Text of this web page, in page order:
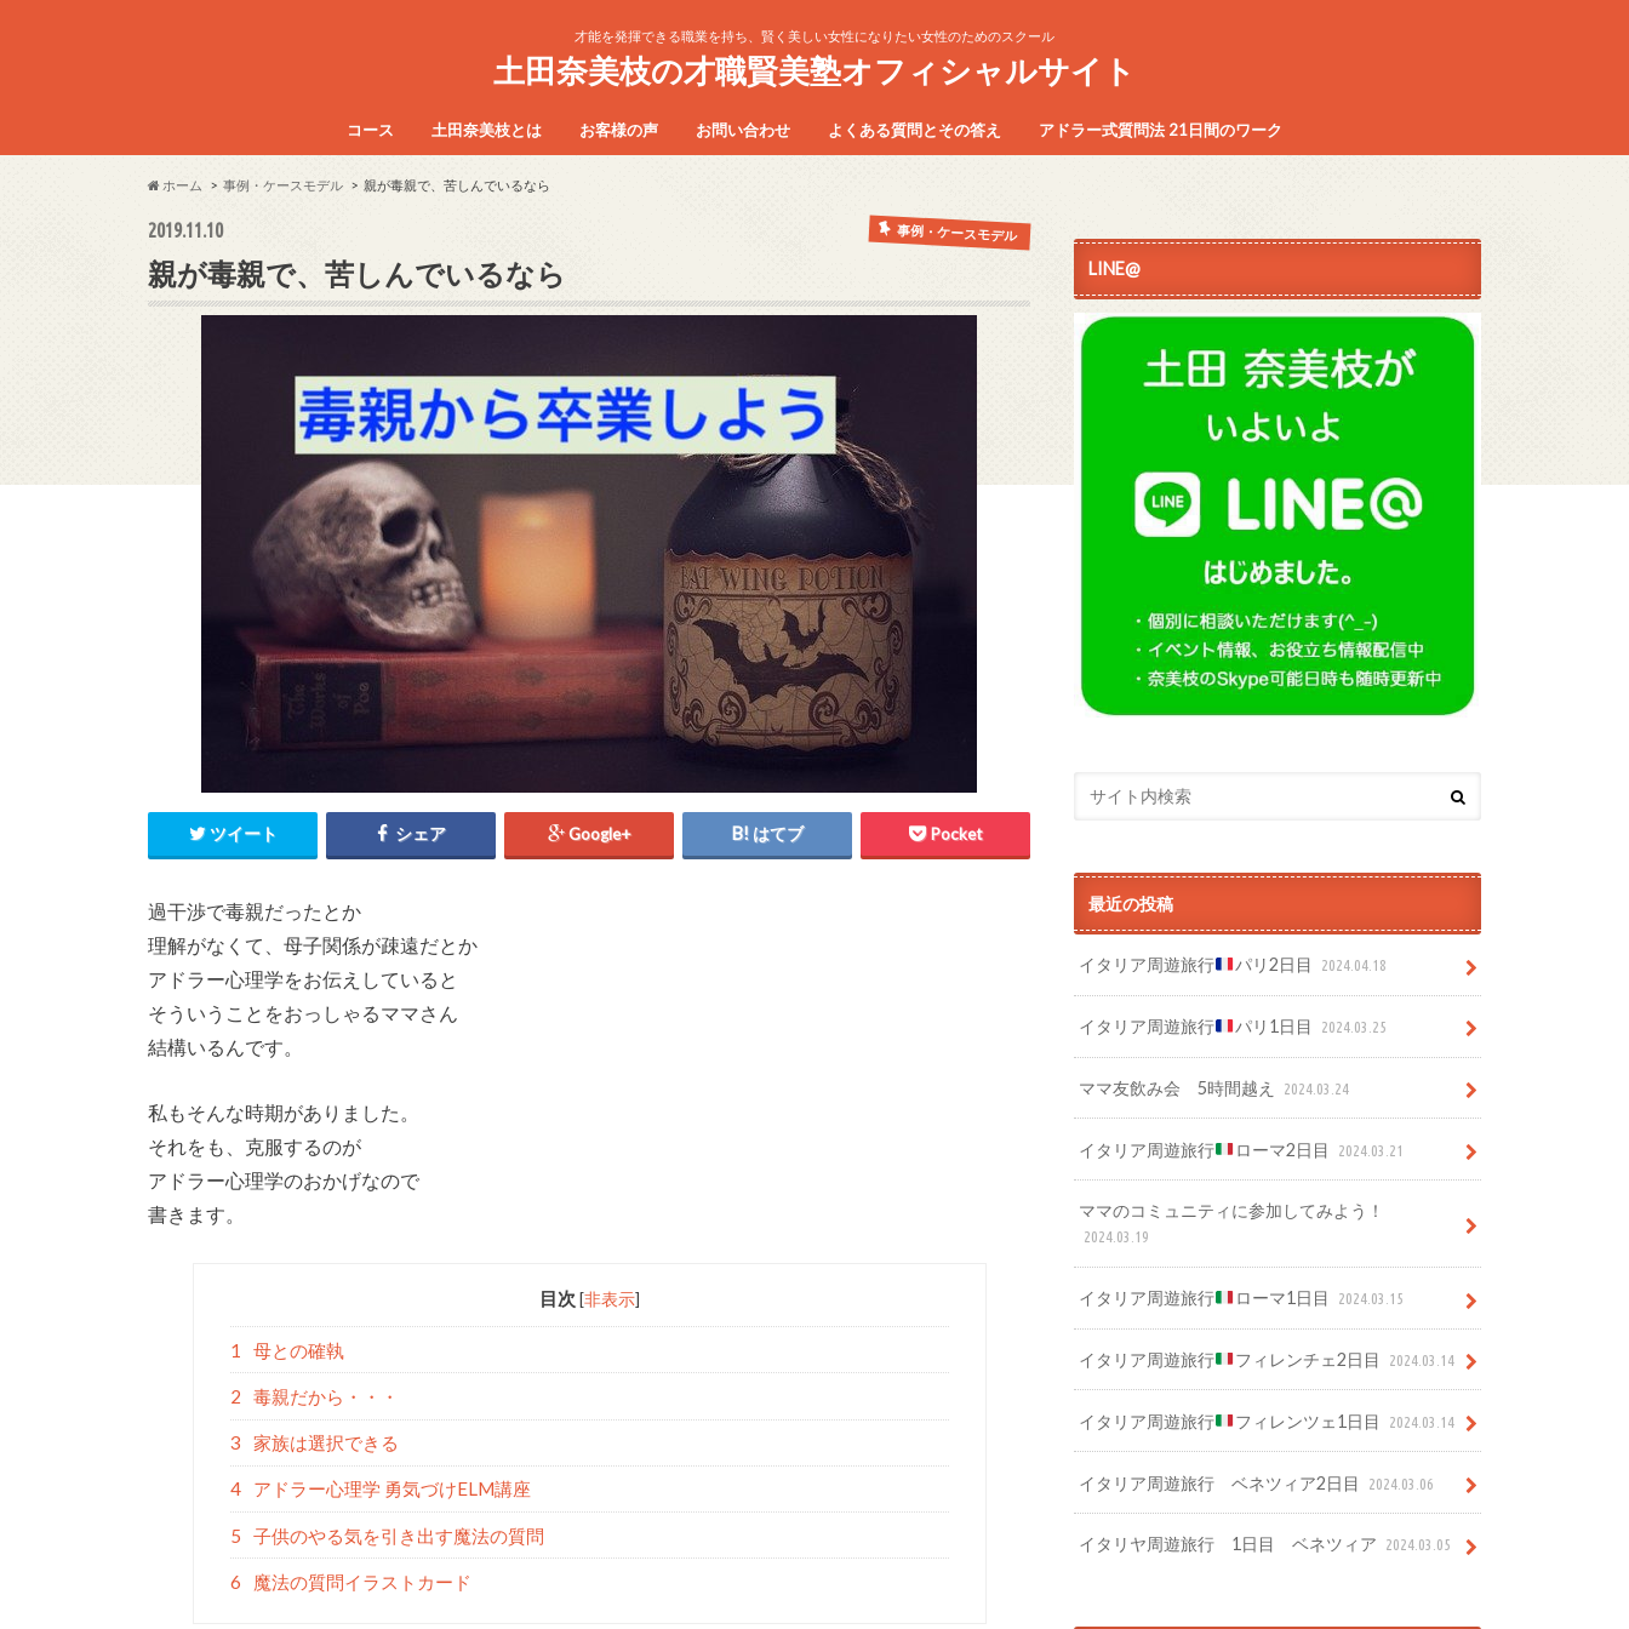
才能を発揮できる職業を持ち、賢く美しい女性になりたい女性のためのスクール
土田奈美枝の才職賢美塾オフィシャルサイト
コース
養成講座
養成講座
土田奈美枝とは お客様の声 お問い合わせ よくある質問とその答え アドラー式質問法 21日間のワーク
ホーム 事例・ケースモデル 親が毒親で、苦しんでいるなら
2019.11.10 事例・ケースモデル
親が毒親で、苦しんでいるなら
ツイート シェア Google+ はてブ Pocket
過干渉で毒親だったとか
理解がなくて、母子関係が疎遠だとか
アドラー心理学をお伝えしていると
そういうことをおっしゃるママさん
結構いるんです。
私もそんな時期がありました。
それをも、克服するのが
アドラー心理学のおかげなので
書きます。
目次 [非表示]
1 母との確執
2 毒親だから・・・
3 家族は選択できる
4 アドラー心理学 勇気づけELM講座
5 子供のやる気を引き出す魔法の質問
6 魔法の質問イラストカード
LINE@
最近の投稿
イタリア周遊旅行 パリ2日目 2024.04.18
イタリア周遊旅行 パリ1日目 2024.03.25
ママ友飲み会 5時間越え 2024.03.24
イタリア周遊旅行 ローマ2日目 2024.03.21
ママのコミュニティに参加してみよう！
2024.03.19
イタリア周遊旅行 ローマ1日目 2024.03.15
イタリア周遊旅行 フィレンチェ2日目 2024.03.14
イタリア周遊旅行 フィレンツェ1日目 2024.03.14
イタリア周遊旅行 ベネツィア2日目 2024.03.06
イタリヤ周遊旅行 1日目 ベネツィア 2024.03.05